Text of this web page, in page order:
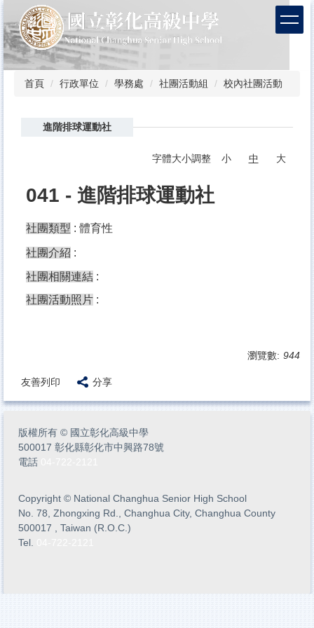
到
主
要
內
首頁 行政單位 學務處 社團活動組 校內社團活動
進階排球運動社
字體大小調整 小 中 大
041 - 進階排球運動社
社團類型 : 體育性
社團介紹 :
社團相關連結 :
社團活動照片 :
瀏覽數: 944
友善列印 分享
版權所有 © 國立彰化高級中學
500017 彰化縣彰化市中興路78號
電話
Copyright © National Changhua Senior High School
No. 78, Zhongxing Rd., Changhua City, Changhua County
500017 , Taiwan (R.O.C.)
Tel.